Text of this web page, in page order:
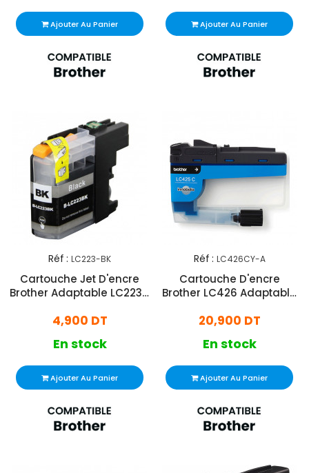
Ajouter Au Panier Ajouter Au Panier
Réf : LC223-BK
Cartouche Jet D'encre
Brother Adaptable LC223 -
4,900 DT
En stock
Ajouter Au Panier
Réf : LC426CY-A
Cartouche D'encre
Brother LC426 Adaptable
20,900 DT
En stock
Ajouter Au Panier